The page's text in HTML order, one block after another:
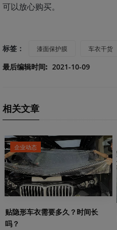
可以放心购买。
标签： 漆面保护膜 车衣干货
最后编辑时间: 2021-10-09
相关文章
企业动态
贴隐形车衣需要多久？时间长
吗？